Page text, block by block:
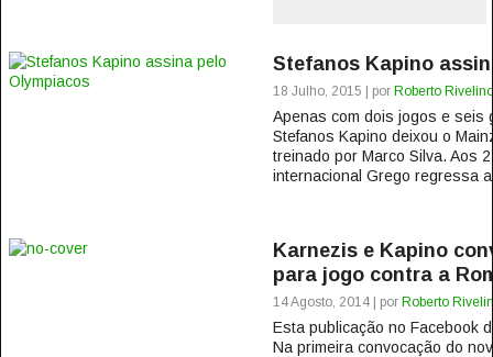
Stefanos Kapino
18 Julho, 2015 | por Roberto Rivelino
Apenas com dois jogos e seis
Stefanos Kapino deixou o
treinado por Marco Silva. Aos
internacional Grego regressa
Karnezis e Kapino
para jogo contra a
14 Agosto, 2014 | por Roberto
Esta publicação no Facebook
Na primeira convocação do